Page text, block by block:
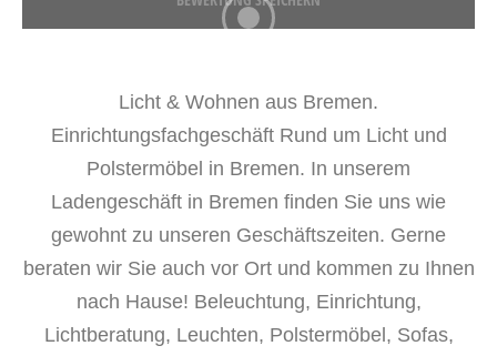
Licht & Wohnen aus Bremen.
Einrichtungsfachgeschäft Rund um Licht und
Polstermöbel in Bremen. In unserem
Ladengeschäft in Bremen finden Sie uns wie
gewohnt zu unseren Geschäftszeiten. Gerne
beraten wir Sie auch vor Ort und kommen zu Ihnen
nach Hause! Beleuchtung, Einrichtung,
Lichtberatung, Leuchten, Polstermöbel, Sofas,